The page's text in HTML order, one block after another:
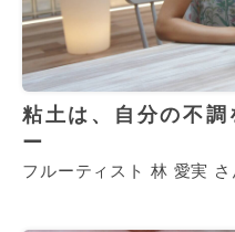
粘土は、自分の不
ー
フルーティスト 林 愛実 さ